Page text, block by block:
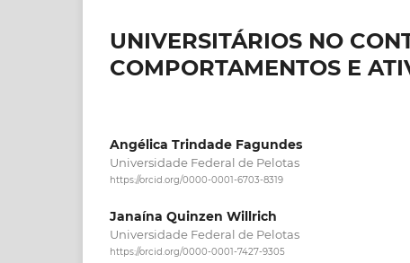
UNIVERSITÁRIOS NO
COMPORTAMENTOS E
Angélica Trindade Fagundes
Universidade Federal de Pelotas
https://orcid.org/0000-0001-6703-8319
Janaína Quinzen Willrich
Universidade Federal de Pelotas
https://orcid.org/0000-0001-7427-9305